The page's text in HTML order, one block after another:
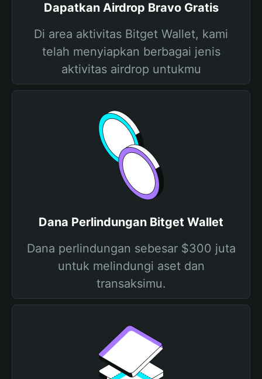
Dapatkan Airdrop Bravo Gratis
Di area aktivitas Bitget Wallet, kami
telah menyiapkan berbagai jenis
aktivitas airdrop untukmu
Dana Perlindungan Bitget Wallet
Dana perlindungan sebesar $300 juta
untuk melindungi aset dan
transaksimu.